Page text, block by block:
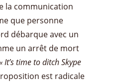
la communication
que personne
débarque avec un
un arrêt de mort
It’s time to ditch Skype
est radicale